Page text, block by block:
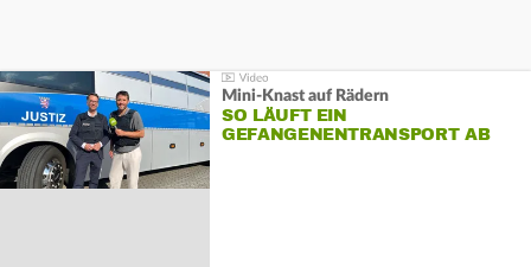
Mini-Knast auf Rädern
SO LÄUFT EIN
GEFANGENENTRANSPORT AB